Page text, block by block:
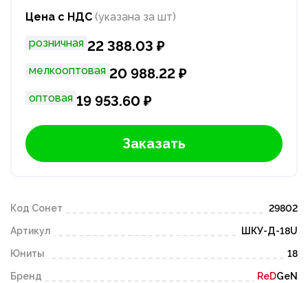
Цена с НДС (указана за шт)
розничная 22 388.03 ₽
мелкооптовая 20 988.22 ₽
оптовая 19 953.60 ₽
Заказать
Код Сонет 29802
Артикул ШКУ-Д-18U
Юниты 18
Бренд ReDGeN